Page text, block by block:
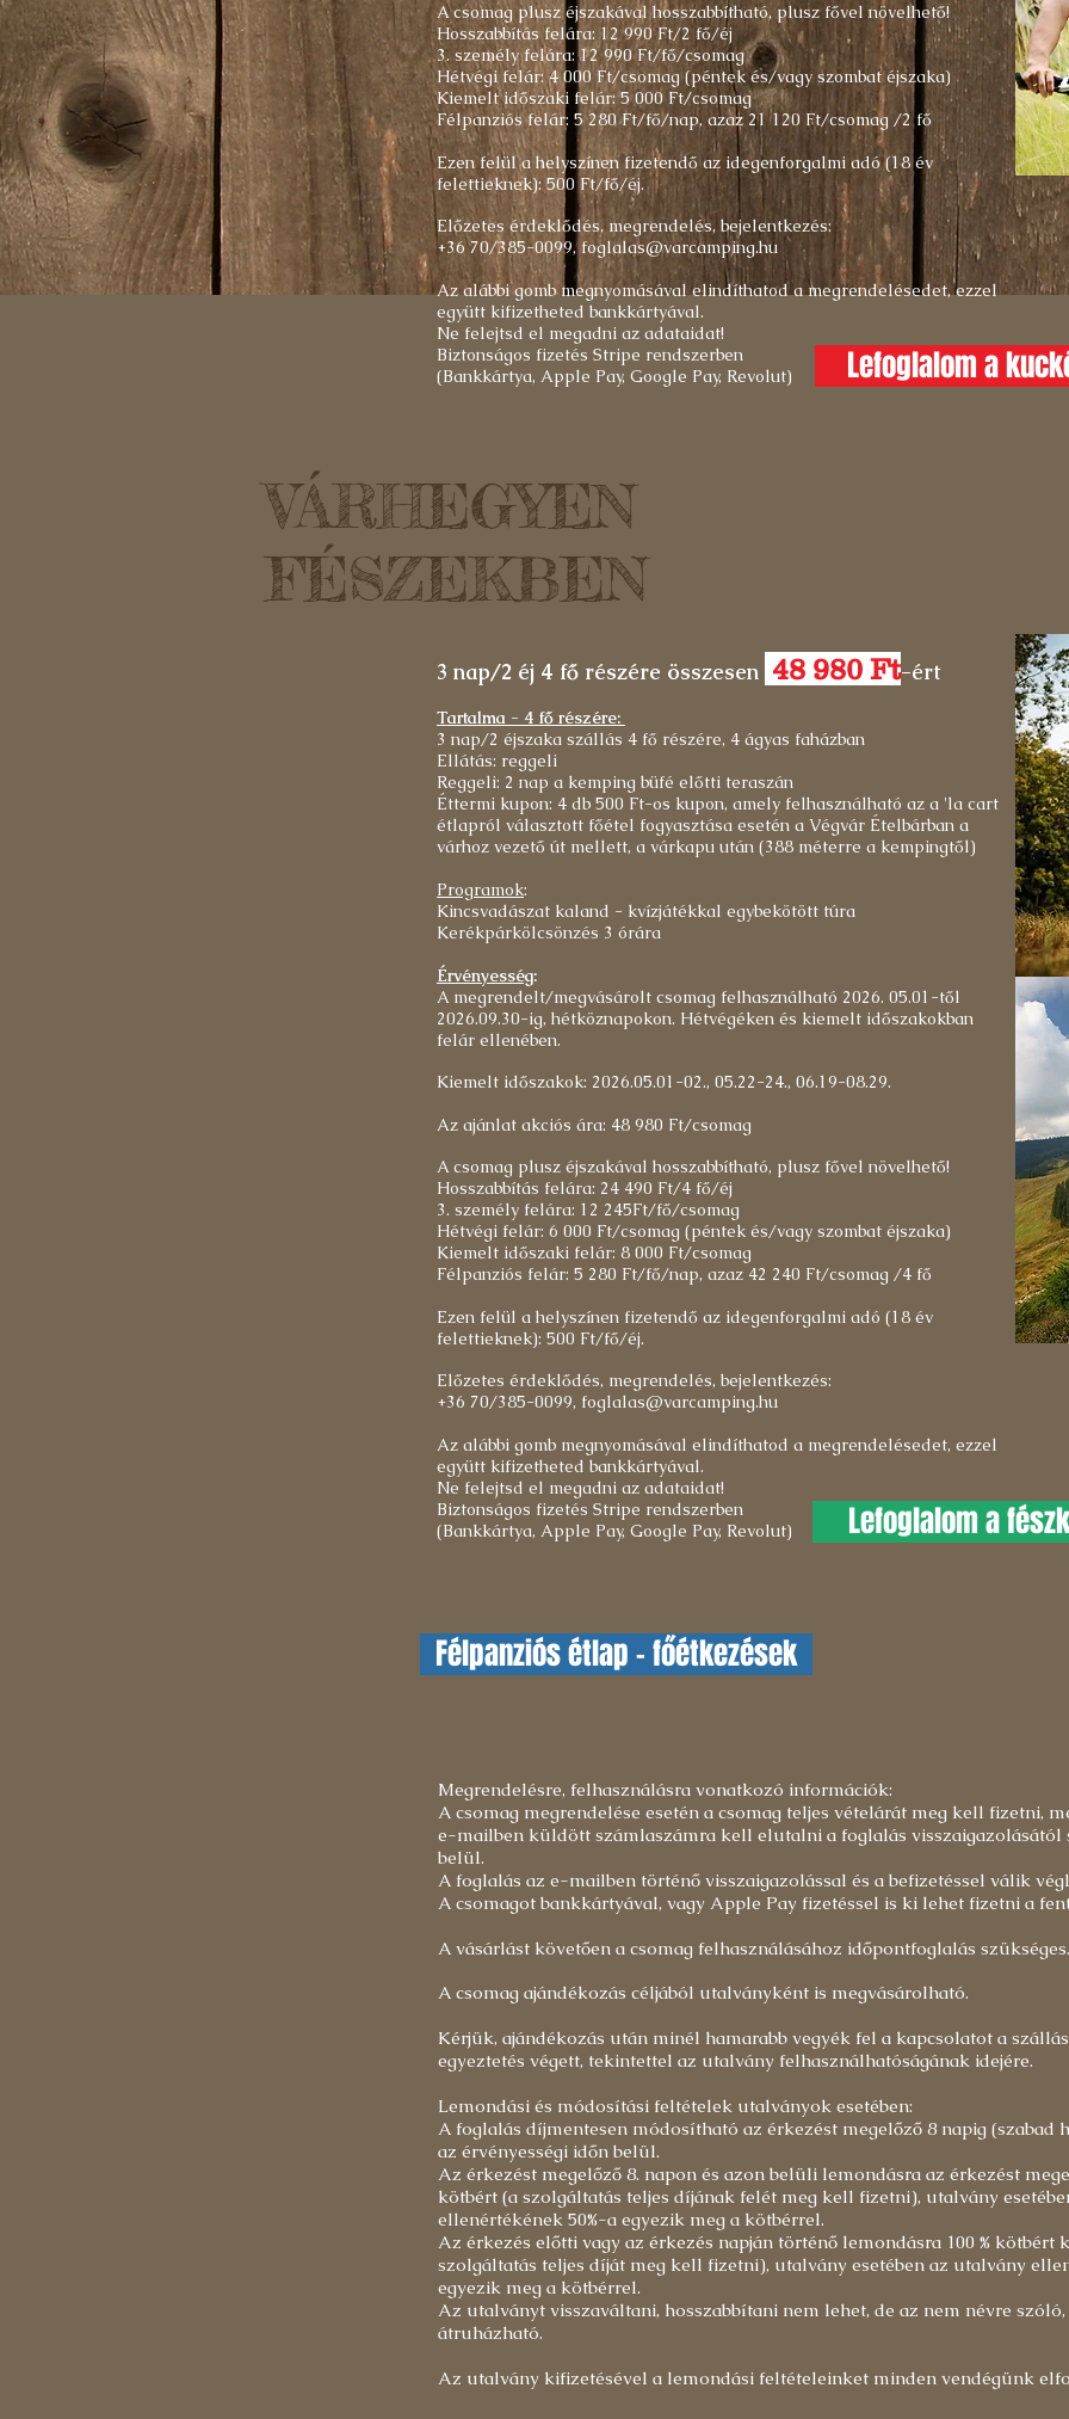
A csomag plusz éjszakával hosszabbítható, plusz fővel növelhető!
Hosszabbítás felára: 12 990 Ft/2 fő/éj
3. személy felára: 12 990 Ft/fő/csomag
Hétvégi felár: 4 000 Ft/csomag (péntek és/vagy szombat éjszaka)
Kiemelt időszaki felár: 5 000 Ft/csomag
Félpanziós felár: 5 280 Ft/fő/nap, azaz 21 120 Ft/csomag /2 fő
Ezen felül a helyszínen fizetendő az idegenforgalmi adó (18 év
felettieknek): 500 Ft/fő/éj.
Előzetes érdeklődés, megrendelés, bejelentkezés:
+36 70/385-0099, foglalas@varcamping.hu
Az alábbi gomb megnyomásával elindíthatod a megrendelésedet, ezzel
együtt kifizetheted bankkártyával.
Ne felejtsd el megadni az adataidat!
Biztonságos fizetés Stripe rendszerben
(Bankkártya, Apple Pay, Google Pay, Revolut)
Lefoglalom a
VÁRHEGYEN
FÉSZEKBEN
3 nap/2 éj 4 fő részére összesen 48 980 Ft-ért
Tartalma - 4 fő részére:
3 nap/2 éjszaka szállás 4 fő részére, 4 ágyas faházban
Ellátás: reggeli
Reggeli: 2 nap a kemping büfé előtti teraszán
Éttermi kupon: 4 db 500 Ft-os kupon, amely felhasználható az a 'la cart
étlapról választott főétel fogyasztása esetén a Végvár Ételbárban a
várhoz vezető út mellett, a várkapu után (388 méterre a kempingtől)
Programok:
Kincsvadászat kaland - kvízjátékkal egybekötött túra
Kerékpárkölcsönzés 3 órára
Érvényesség:
A megrendelt/megvásárolt csomag felhasználható 2026. 05.01-től
2026.09.30-ig, hétköznapokon. Hétvégéken és kiemelt időszakokban
felár ellenében.
Kiemelt időszakok: 2026.05.01-02., 05.22-24., 06.19-08.29.
Az ajánlat akciós ára: 48 980 Ft/csomag
A csomag plusz éjszakával hosszabbítható, plusz fővel növelhető!
Hosszabbítás felára: 24 490 Ft/4 fő/éj
3. személy felára: 12 245Ft/fő/csomag
Hétvégi felár: 6 000 Ft/csomag (péntek és/vagy szombat éjszaka)
Kiemelt időszaki felár: 8 000 Ft/csomag
Félpanziós felár: 5 280 Ft/fő/nap, azaz 42 240 Ft/csomag /4 fő
Ezen felül a helyszínen fizetendő az idegenforgalmi adó (18 év
felettieknek): 500 Ft/fő/éj.
Előzetes érdeklődés, megrendelés, bejelentkezés:
+36 70/385-0099, foglalas@varcamping.hu
Az alábbi gomb megnyomásával elindíthatod a megrendelésedet, ezzel
együtt kifizetheted bankkártyával.
Ne felejtsd el megadni az adataidat!
Biztonságos fizetés Stripe rendszerben
(Bankkártya, Apple Pay, Google Pay, Revolut)
Lefoglalom a
Félpanziós étlap - főétkezések
Megrendelésre, felhasználásra vonatkozó információk:
A csomag megrendelése esetén a csomag teljes vételárát meg kell fizetni,
e-mailben küldött számlaszámra kell elutalni a foglalás visszaigazolásától
belül.
A foglalás az e-mailben történő visszaigazolással és a befizetéssel válik
A csomagot bankkártyával, vagy Apple Pay fizetéssel is ki lehet fizetni a
A vásárlást követően a csomag felhasználásához időpontfoglalás szükséges.
A csomag ajándékozás céljából utalványként is megvásárolható.
Kérjük, ajándékozás után minél hamarabb vegyék fel a kapcsolatot a
egyeztetés végett, tekintettel az utalvány felhasználhatóságának idejére.
Lemondási és módosítási feltételek utalványok esetében:
A foglalás díjmentesen módosítható az érkezést megelőző 8 napig (szabad
az érvényességi időn belül.
Az érkezést megelőző 8. napon és azon belüli lemondásra az érkezést
kötbért (a szolgáltatás teljes díjának felét meg kell fizetni), utalvány
ellenértékének 50%-a egyezik meg a kötbérrel.
Az érkezés előtti vagy az érkezés napján történő lemondásra 100 % kötbért
szolgáltatás teljes díját meg kell fizetni), utalvány esetében az utalvány
egyezik meg a kötbérrel.
Az utalványt visszaváltani, hosszabbítani nem lehet, de az nem névre
átruházható.
Az utalvány kifizetésével a lemondási feltételeinket minden vendégünk